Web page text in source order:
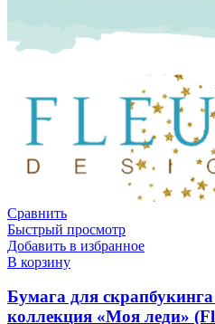
Сравнить
Быстрый просмотр
Добавить в избранное
В корзину
Бумага для
коллекция «Моя леди»